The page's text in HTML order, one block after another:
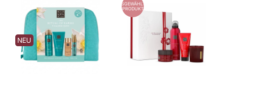
NEU
AUSGEWÄHLTES
PRODUKT